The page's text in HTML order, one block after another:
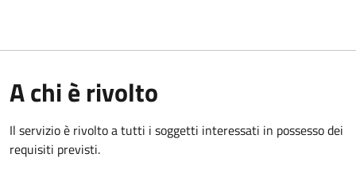
A chi è rivolto
Il servizio è rivolto a tutti i soggetti interessati in possesso dei
requisiti previsti.